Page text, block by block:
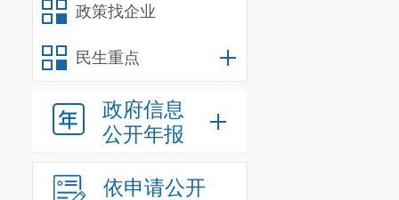
政策找企业
民生重点
政府信息
公开年报
依申请公开